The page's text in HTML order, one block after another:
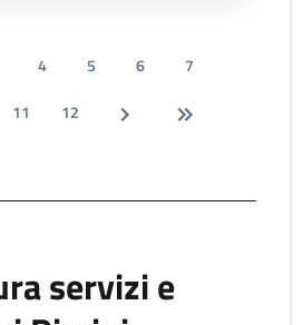
4 5 6
7
11 12
servizi e